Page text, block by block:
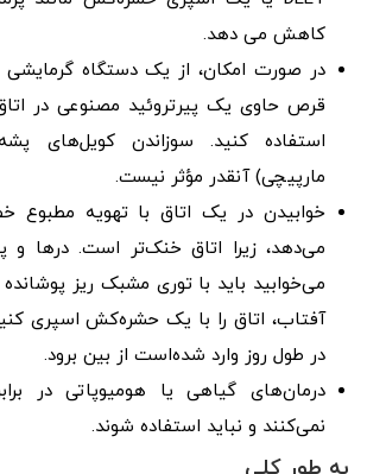
کاهش می ‌دهد.
در صورت امکان، از یک دستگاه گرمایشی
قرص حاوی یک پیرتروئید مصنوعی در
استفاده کنید. سوزاندن کویل‌های
مارپیچی) آنقدر مؤثر نیست.
خوابیدن در یک اتاق با تهویه
می‌دهد، زیرا اتاق خنک‌تر است. درها و
می‌خوابید باید با توری مشبک ریز
آفتاب، اتاق را با یک حشره‌کش اسپری
در طول روز وارد شده‌است از بین برود.
درمان‌های گیاهی یا هومیوپاتی در
نمی‌کنند و نباید استفاده شوند.